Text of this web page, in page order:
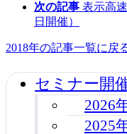
次の記事 表示高
日開催）
2018年の記事一覧に戻
セミナー開
2026
2025